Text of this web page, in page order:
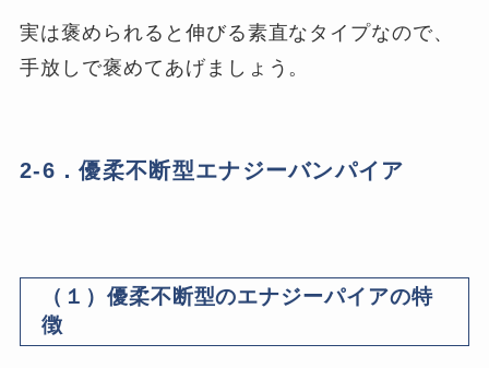
実は褒められると伸びる素直なタイプなので、
手放しで褒めてあげましょう。
2-6．優柔不断型エナジーバンパイア
（１）優柔不断型のエナジーパイアの特
徴